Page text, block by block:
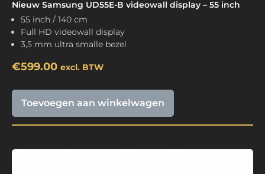
Nieuw Samsung UD55E-B videowall display – 55 inch
55 inch / 140 cm
Full HD videowall display
3,5 mm ultra smalle bezel
€599.00 excl. BTW
Toevoegen aan winkelwagen